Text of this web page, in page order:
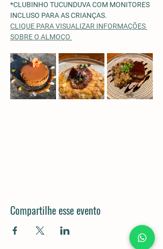
*CLUBINHO TUCUNDUVA COM MONITORES
INCLUSO PARA AS CRIANÇAS.
CLIQUE PARA VISUALIZAR INFORMAÇÕES
SOBRE O ALMOÇO
Compartilhe esse evento